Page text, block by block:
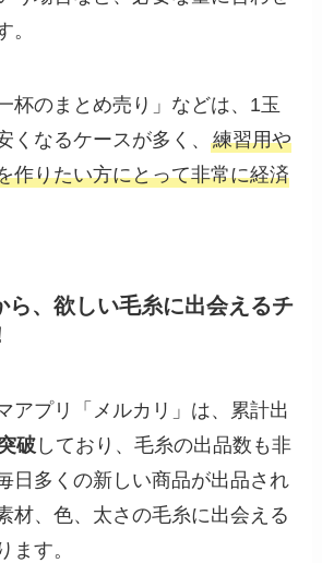
。
杯のまとめ売り」などは、1玉
くなるケースが多く、練習用や
作りたい方にとって非常に経済
ら、欲しい毛糸に出会えるチ
アプリ「メルカリ」は、累計出
破 しており、毛糸の出品数も非
日多くの新しい商品が出品され
材、色、太さの毛糸に出会える
ます。